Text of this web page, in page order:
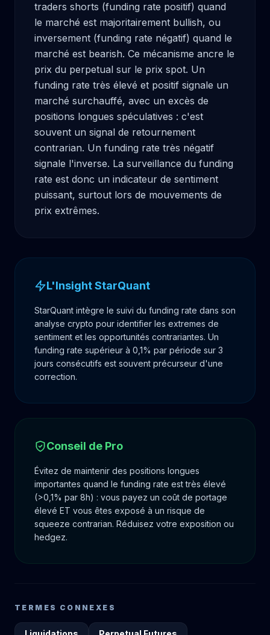
traders shorts (funding rate positif) quand
le marché est majoritairement bullish, ou
inversement (funding rate négatif) quand le
marché est bearish. Ce mécanisme ancre le
prix du perpetual sur le prix spot. Un
funding rate très élevé et positif signale un
marché surchauffé, avec un excès de
positions longues spéculatives : c'est
souvent un signal de retournement
contrarian. Un funding rate très négatif
signale l'inverse. La surveillance du funding
rate est donc un indicateur de sentiment
puissant, surtout lors de mouvements de
prix extrêmes.
L'Insight StarQuant
StarQuant intègre le suivi du funding rate dans son
analyse crypto pour identifier les extremes de
sentiment et les opportunités contrariantes. Un
funding rate supérieur à 0,1% par période sur 3
jours consécutifs est souvent précurseur d'une
correction.
Conseil de Pro
Évitez de maintenir des positions longues
importantes quand le funding rate est très élevé
(>0,1% par 8h) : vous payez un coût de portage
élevé ET vous êtes exposé à un risque de
squeeze contrarian. Réduisez votre exposition ou
hedgez.
TERMES CONNEXES